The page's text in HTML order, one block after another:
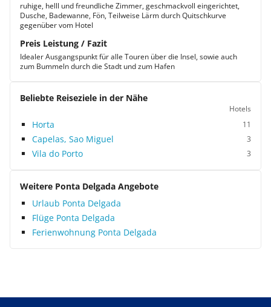
ruhige, helll und freundliche Zimmer, geschmackvoll eingerichtet,
Dusche, Badewanne, Fön, Teilweise Lärm durch Quitschkurve
gegenüber vom Hotel
Preis Leistung / Fazit
Idealer Ausgangspunkt für alle Touren über die Insel, sowie auch
zum Bummeln durch die Stadt und zum Hafen
Beliebte Reiseziele in der Nähe
Hotels
Horta 11
Capelas, Sao Miguel 3
Vila do Porto 3
Weitere Ponta Delgada Angebote
Urlaub Ponta Delgada
Flüge Ponta Delgada
Ferienwohnung Ponta Delgada